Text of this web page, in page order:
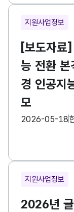
지원사업정보
[보도자료
능 전환 본
경 인공지
모
등록일
2026-05-18
수집
지원사업정보
2026년 글